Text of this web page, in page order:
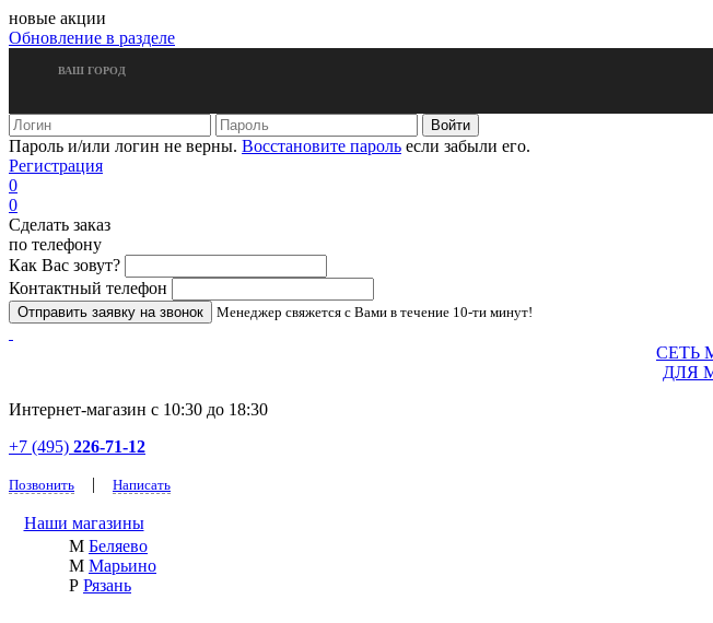
новые акции
Обновление в разделе
ВАШ ГОРОД
Пароль и/или логин не верны. Восстановите пароль если забыли его.
Регистрация
0
0
Сделать заказ
по телефону
Как Вас зовут?
Контактный телефон
Менеджер свяжется с Вами в течение 10-ти минут!
СЕТЬ
ДЛЯ
Интернет-магазин с 10:30 до 18:30
+7 (495) 226-71-12
Позвонить | Написать
Наши магазины
М Беляево
М Марьино
Р Рязань